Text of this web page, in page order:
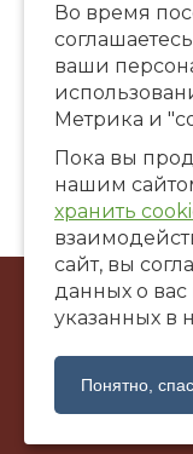
© ООО
г.
Во время
ваши
Метрика и
Пока вы
нашим
хранить
сайт, вы
данных о
указанных в
Понятно,